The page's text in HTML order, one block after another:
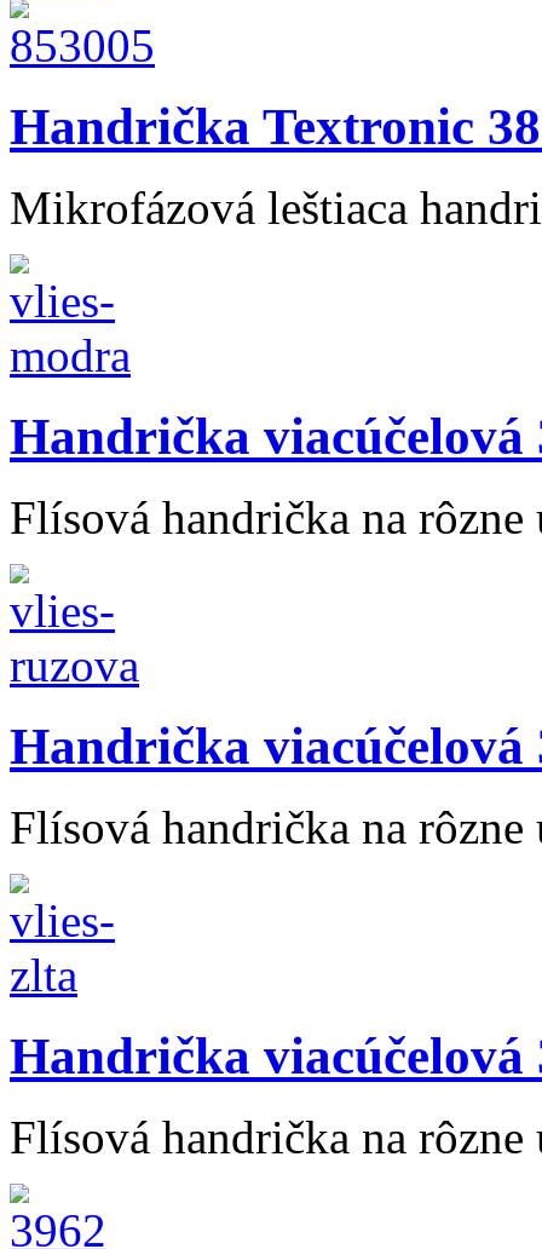
Handrička Textronic
Mikrofázová leštiaca
Handrička viacúčelová
Flísová handrička na rôzne
Handrička viacúčelová
Flísová handrička na rôzne
Handrička viacúčelová
Flísová handrička na rôzne